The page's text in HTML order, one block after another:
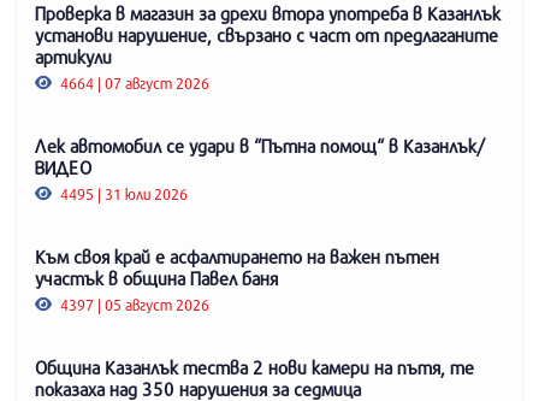
Проверка в магазин за дрехи втора употреба в Казанлък
установи нарушение, свързано с част от предлаганите
артикули
4664 | 07 август 2026
Лек автомобил се удари в “Пътна помощ“ в Казанлък/
ВИДЕО
4495 | 31 юли 2026
Към своя край е асфалтирането на важен пътен
участък в община Павел баня
4397 | 05 август 2026
Община Казанлък тества 2 нови камери на пътя, те
показаха над 350 нарушения за седмица